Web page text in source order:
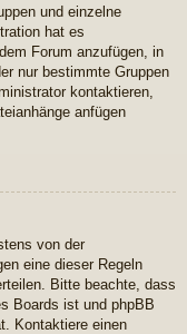
und einzelne
hat es
Forum anzufügen, in
nur bestimmte Gruppen
kontaktieren,
anfügen
von der
eine dieser Regeln
Bitte beachte, dass
Boards ist und phpBB
Kontaktiere einen